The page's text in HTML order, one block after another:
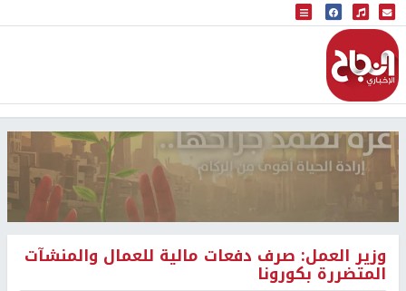
البث المباشر
إذاعة النجاح
وزير العمل: صرف دفعات مالية للعمال والمنشآت
المتضررة بكورونا